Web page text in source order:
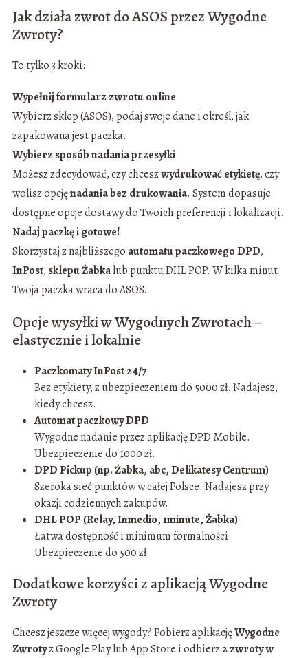
Jak działa zwrot do ASOS przez Wygodne
Zwroty?
To tylko 3 kroki:
Wypełnij formularz zwrotu online
Wybierz sklep (ASOS), podaj swoje dane i określ, jak
zapakowana jest paczka.
Wybierz sposób nadania przesyłki
Możesz zdecydować, czy chceszwydrukować etykietę, czy
wolisz opcjęnadania bez drukowania. System dopasuje
dostępne opcje dostawy do Twoich preferencji i lokalizacji.
Nadaj paczkę i gotowe!
Skorzystaj z najbliższego automatu paczkowego DPD,
InPost, sklepu Żabkalub punktu DHL POP. W kilka minut
Twoja paczka wraca do ASOS.
Opcje wysyłki w Wygodnych Zwrotach –
elastycznie i lokalnie
Paczkomaty InPost 24/7
Bez etykiety, z ubezpieczeniem do 5000 zł. Nadajesz,
kiedy chcesz.
Automat paczkowy DPD
Wygodne nadanie przez aplikację DPD Mobile.
Ubezpieczenie do 1000 zł.
DPD Pickup (np. Żabka, abc, Delikatesy Centrum)
Szeroka sieć punktów w całej Polsce. Nadajesz przy
okazji codziennych zakupów.
DHL POP (Relay, Inmedio, 1minute, Żabka)
Łatwa dostępność i minimum formalności.
Ubezpieczenie do 500 zł.
Dodatkowe korzyści z aplikacją Wygodne
Zwroty
Chcesz jeszcze więcej wygody? Pobierz aplikacjęWygodne
Zwrotyz Google Play lub App Store i odbierz2 zwroty w